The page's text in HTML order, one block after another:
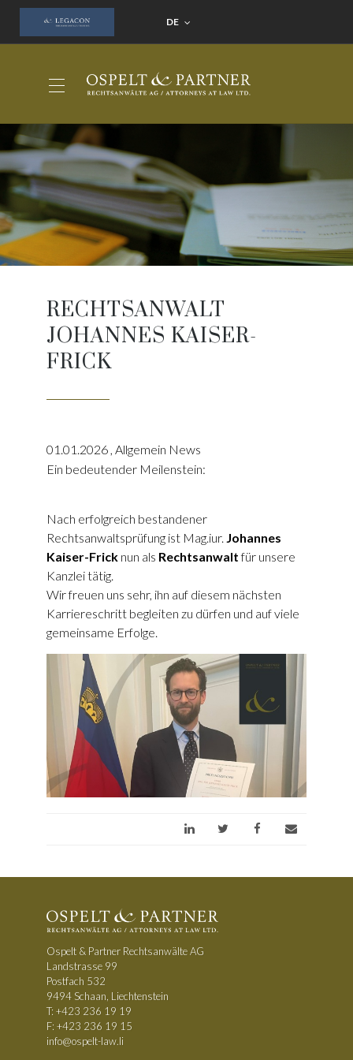
DE
RECHTSANWALT
JOHANNES KAISER-
FRICK
01.01.2026 , Allgemein News
Ein bedeutender Meilenstein:
Nach erfolgreich bestandener
Rechtsanwaltsprüfung ist Mag.iur. Johannes
Kaiser-Frick nun als Rechtsanwaltfür unsere
Kanzlei tätig.
Wir freuen uns sehr, ihn auf diesem nächsten
Karriereschritt begleiten zu dürfen und auf viele
gemeinsame Erfolge.
Ospelt & Partner Rechtsanwälte AG
Landstrasse 99
Postfach 532
9494 Schaan, Liechtenstein
T: +423 236 19 19
F: +423 236 19 15
info@ospelt-law.li